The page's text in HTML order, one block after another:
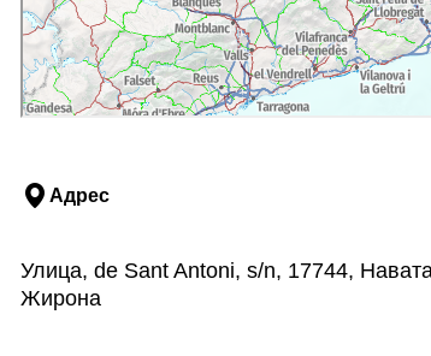
Адрес
Улица, de Sant Antoni, s/n, 17744,
Жирона